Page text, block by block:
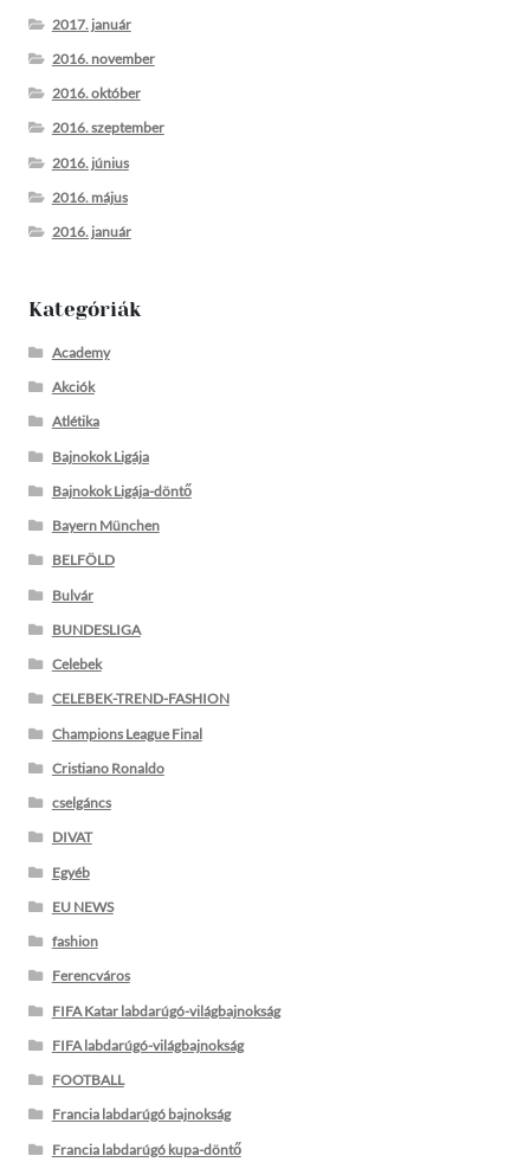
2017. január
2016. november
2016. október
2016. szeptember
2016. június
2016. május
2016. január
Kategóriák
Academy
Akciók
Atlétika
Bajnokok Ligája
Bajnokok Ligája-döntő
Bayern München
BELFÖLD
Bulvár
BUNDESLIGA
Celebek
CELEBEK-TREND-FASHION
Champions League Final
Cristiano Ronaldo
cselgáncs
DIVAT
Egyéb
EU NEWS
fashion
Ferencváros
FIFA Katar labdarúgó-világbajnokság
FIFA labdarúgó-világbajnokság
FOOTBALL
Francia labdarúgó bajnokság
Francia labdarúgó kupa-döntő